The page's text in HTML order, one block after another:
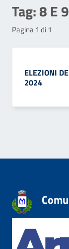
Tag:8 E
Pagina 1 di 1
ELEZIONI
2024